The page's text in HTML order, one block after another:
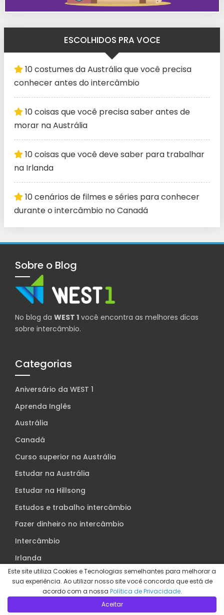
ESCOLHIDOS PRA VOCE
10 costumes da Austrália que você precisa
conhecer antes do intercâmbio
10 coisas que você precisa saber antes de
morar na Austrália
10 coisas que você deve saber para trabalhar
na Irlanda
10 cenários de filmes e séries para conhecer
durante o intercâmbio no Canadá
Sobre o Blog
No blog da WEST 1 você encontra as melhores dicas
sobre intercâmbio.
Categorias
Aniversário da WEST 1
Aprenda Inglês
Austrália
Canadá
Curso superior na Austrália
Estudar na Austrália
Estudar na Hillsong
Estudos e trabalho intercâmbio
Fazer dinheiro no intercâmbio
Intercâmbio
Irlanda
Nova Zelândia
Sem Categoria
Trabalhar durante o intercâmbio
Este site utiliza Cookies e Tecnologias semelhantes para melhorar a
sua experiência. Ao utilizar nosso site você concorda que está de
acordo com a nossa Política de Privacidade.
Aceitar